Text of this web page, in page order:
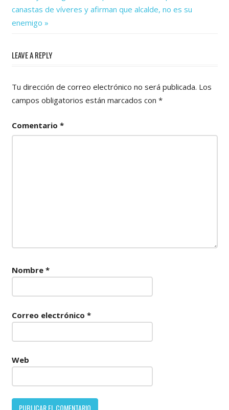
entradas
Post:
canastas de víveres y afirman que alcalde, no es su
enemigo
LEAVE A REPLY
Tu dirección de correo electrónico no será publicada. Los
campos obligatorios están marcados con *
Comentario *
Nombre *
Correo electrónico *
Web